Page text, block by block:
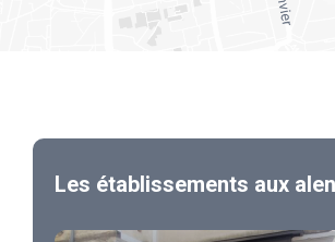
Les établissements aux